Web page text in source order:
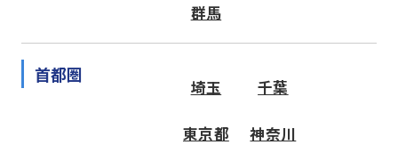
群馬
首都圏
埼玉 千葉
東京都 神奈川